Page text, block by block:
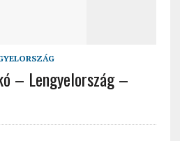
– Lengyelország –